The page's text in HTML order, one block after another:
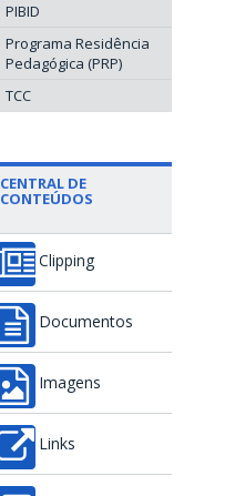
PIBID
Programa Residência
Pedagógica (PRP)
TCC
CENTRAL DE
CONTEÚDOS
Clipping
Documentos
Imagens
Links